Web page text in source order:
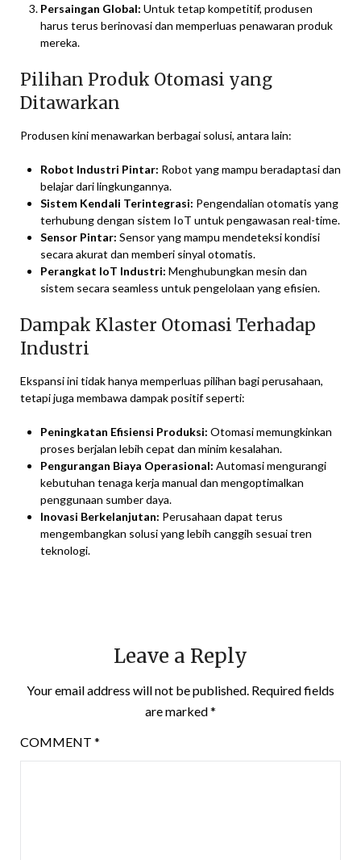
Persaingan Global: Untuk tetap kompetitif, produsen
harus terus berinovasi dan memperluas penawaran produk
mereka.
Pilihan Produk Otomasi yang
Ditawarkan
Produsen kini menawarkan berbagai solusi, antara lain:
Robot Industri Pintar: Robot yang mampu beradaptasi dan
belajar dari lingkungannya.
Sistem Kendali Terintegrasi: Pengendalian otomatis yang
terhubung dengan sistem IoT untuk pengawasan real-time.
Sensor Pintar: Sensor yang mampu mendeteksi kondisi
secara akurat dan memberi sinyal otomatis.
Perangkat IoT Industri: Menghubungkan mesin dan
sistem secara seamless untuk pengelolaan yang efisien.
Dampak Klaster Otomasi Terhadap
Industri
Ekspansi ini tidak hanya memperluas pilihan bagi perusahaan,
tetapi juga membawa dampak positif seperti:
Peningkatan Efisiensi Produksi: Otomasi memungkinkan
proses berjalan lebih cepat dan minim kesalahan.
Pengurangan Biaya Operasional: Automasi mengurangi
kebutuhan tenaga kerja manual dan mengoptimalkan
penggunaan sumber daya.
Inovasi Berkelanjutan: Perusahaan dapat terus
mengembangkan solusi yang lebih canggih sesuai tren
teknologi.
Leave a Reply
Your email address will not be published. Required fields
are marked*
COMMENT *